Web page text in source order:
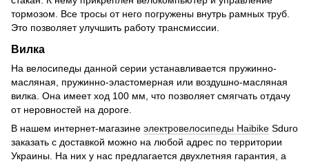
тормозом. Все тросы от него погружены внутрь рамных труб.
Это позволяет улучшить работу трансмиссии.
Вилка
На велосипеды данной серии устанавливается пружинно-
масляная, пружинно-эластомерная или воздушно-масляная
вилка. Она имеет ход 100 мм, что позволяет смягчать отдачу
от неровностей на дороге.
В нашем интернет-магазине электровелосипеды Haibike Sduro
заказать с доставкой можно на любой адрес по территории
Украины. На них у нас предлагается двухлетняя гарантия, а